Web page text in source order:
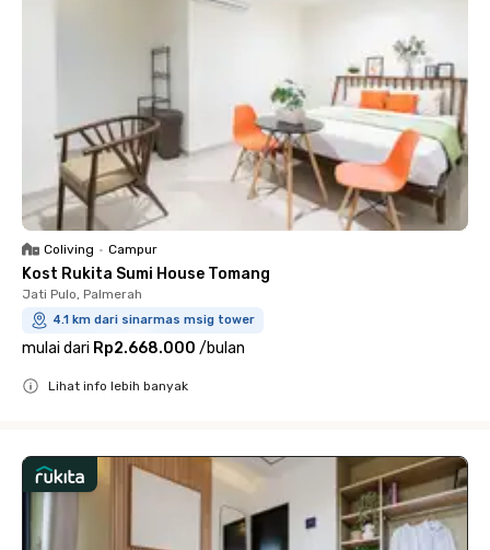
Coliving • Campur
Kost Rukita Sumi House Tomang
Jati Pulo, Palmerah
4.1 km dari sinarmas msig tower
mulai dari Rp2.668.000 /bulan
Lihat info lebih banyak